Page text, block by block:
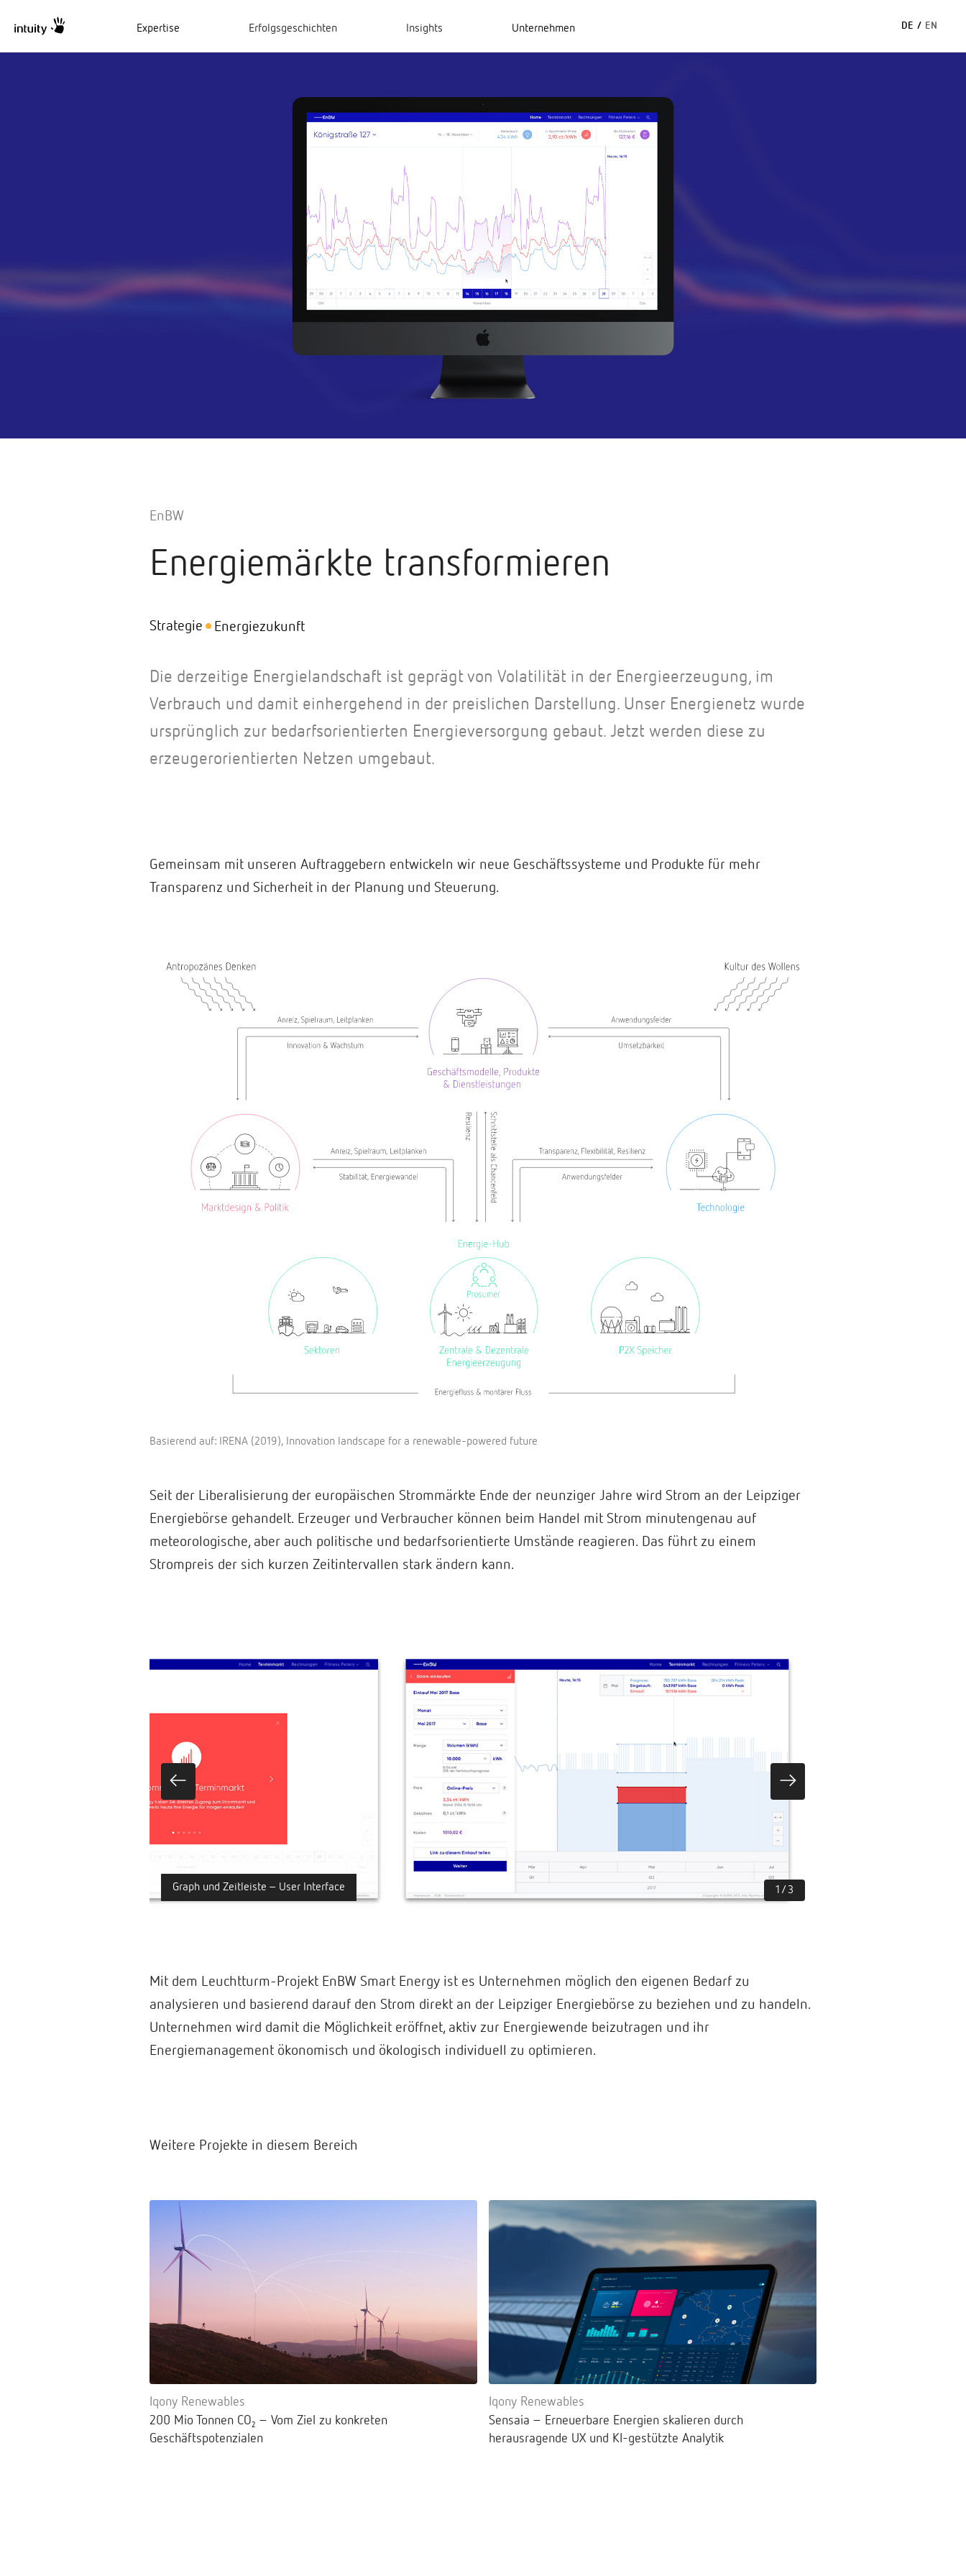
Expertise Erfolgsgeschichten Insights Unternehmen DE / EN
EnBW
Energiemärkte transformieren
Strategie Energiezukunft
Die derzeitige Energielandschaft ist geprägt von Volatilität in der Energieerzeugung, im
Verbrauch und damit einhergehend in der preislichen Darstellung. Unser Energienetz wurde
ursprünglich zur bedarfsorientierten Energieversorgung gebaut. Jetzt werden diese zu
erzeugerorientierten Netzen umgebaut.
Gemeinsam mit unseren Auftraggebern entwickeln wir neue Geschäftssysteme und Produkte für mehr
Transparenz und Sicherheit in der Planung und Steuerung.
Basierend auf: IRENA (2019), Innovation landscape for a renewable-powered future
Seit der Liberalisierung der europäischen Strommärkte Ende der neunziger Jahre wird Strom an der Leipziger
Energiebörse gehandelt. Erzeuger und Verbraucher können beim Handel mit Strom minutengenau auf
meteorologische, aber auch politische und bedarfsorientierte Umstände reagieren. Das führt zu einem
Strompreis der sich kurzen Zeitintervallen stark ändern kann.
Graph und Zeitleiste – User Interface 1 /3
Mit dem Leuchtturm-Projekt EnBW Smart Energy ist es Unternehmen möglich den eigenen Bedarf zu
analysieren und basierend darauf den Strom direkt an der Leipziger Energiebörse zu beziehen und zu handeln.
Unternehmen wird damit die Möglichkeit eröffnet, aktiv zur Energiewende beizutragen und ihr
Energiemanagement ökonomisch und ökologisch individuell zu optimieren.
Weitere Projekte in diesem Bereich
Iqony Renewables
200 Mio Tonnen CO₂ – Vom Ziel zu konkreten
Geschäftspotenzialen
Iqony Renewables
Sensaia – Erneuerbare Energien skalieren durch
herausragende UX und KI-gestützte Analytik